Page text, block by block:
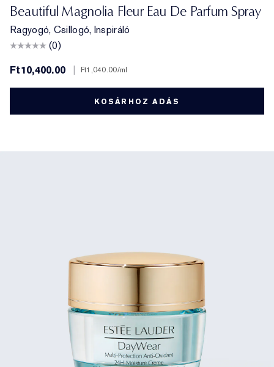
Beautiful Magnolia Fleur Eau De Parfum Spray
Ragyogó, Csillogó, Inspiráló
(0)
Ft10,400.00
Ft1,040.00/ml
KOSÁRHOZ ADÁS